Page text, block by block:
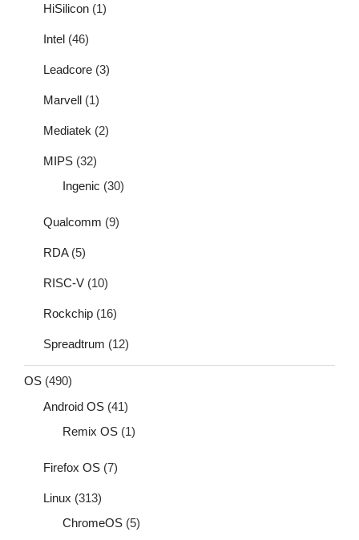
HiSilicon (1)
Intel (46)
Leadcore (3)
Marvell (1)
Mediatek (2)
MIPS (32)
Ingenic (30)
Qualcomm (9)
RDA(5)
RISC-V (10)
Rockchip (16)
Spreadtrum (12)
OS (490)
Android OS (41)
Remix OS (1)
Firefox OS (7)
Linux (313)
ChromeOS (5)